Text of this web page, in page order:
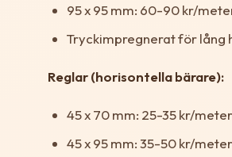
95 x 95 mm: 60-90 kr/
Tryckimpregnerat för lång
Reglar (horisontella bärare):
45 x 70 mm: 25-35 kr/meter
45 x 95 mm: 35-50 kr/meter